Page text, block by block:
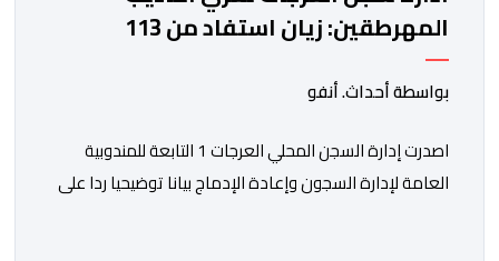
المهرطقين: زيان استفاد من 113
استشارة و50 فحصا طبيا
بواسطة أحداث. أنفو
اصدرت إدارة السجن المحلي العرجات 1 التابعة للمندوبية
العامة لإدارة السجون وإعادة الإدماج بيانا توضيحيا ردا على